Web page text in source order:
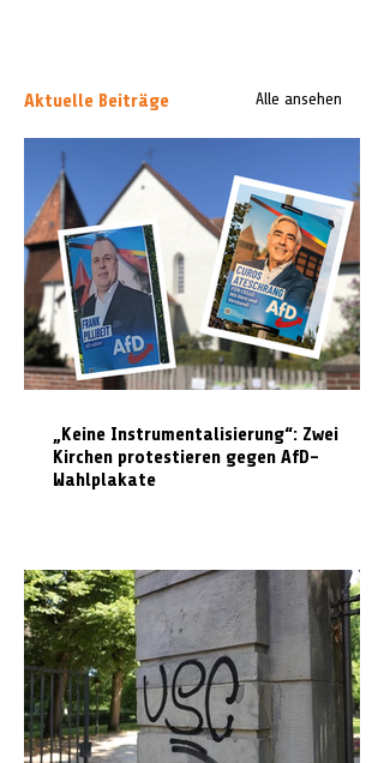
Aktuelle Beiträge Alle ansehen
„Keine Instrumentalisierung“: Zwei
Kirchen protestieren gegen AfD-
Wahlplakate